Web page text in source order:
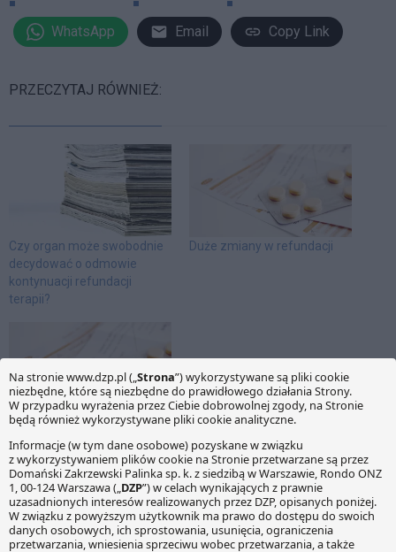
WhatsApp Email Copy Link
PRZECZYTAJ RÓWNIEŻ:
Czy organ może swobodnie
decydować o odmowie
kontynuacji refundacji
terapii?
Duże zmiany w refundacji
Zaproszenie na śniadanie
refundacyjne „Nowe
Ministerstwo Zdrowia –
nowe przepisy o refundacji
leków”